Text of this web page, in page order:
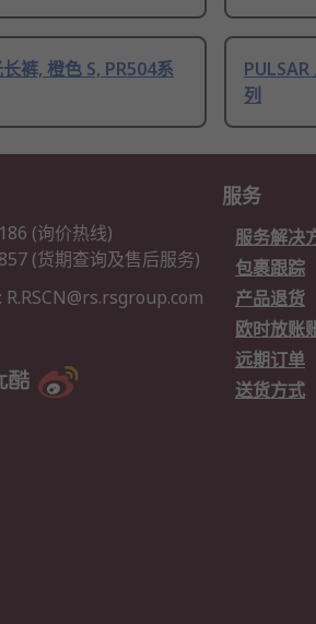
裤, 橙色 S, PR504系
列
(询价热线)
(货期查询及售后服务)
R.RSCN@rs.rsgroup.com
服务
服务解决
包裹跟踪
产品退货
欧时放账
远期订单
送货方式